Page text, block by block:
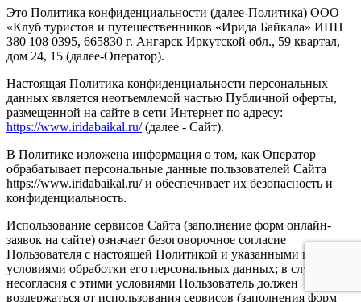
Сервиса, для администрирования Сайта;
идентификации при регистрации на Сайте и/или при
использовании Сервиса;
оказания услуг, обработки запросов и заявок;
установления обратной связи, включая направление
уведомлений и запросов;
подтверждения полноты предоставленных
персональных данных;
заключения договоров, осуществления взаиморасчетов;
сбора Оператором статистики;
улучшения качества работы Сайта и/или его Сервиса,
удобства их использования и разработки новых
сервисов и услуг;
проведения маркетинговых (рекламных) мероприятий,
Пользователем для продвижения на рынке услуг
Оператора, в том числе, путем осуществления прямых
контактов.
для целей повышения осведомленности посетителей
Сайтаhttps://www.iridabaikal.ru/, о продуктах и услугах,
предоставления релевантной рекламной информации и
Это Политика конфиденциальности (далее-Политика) ООО
«Клуб туристов и путешественников «Ирида Байкала» ИНН
380 108 0395, 665830 г. Ангарск Иркутской обл., 59 квартал,
дом 24, 15 (далее-Оператор).
Настоящая Политика конфиденциальности персональных
данных является неотъемлемой частью Публичной оферты,
размещенной на сайте в сети Интернет по адресу:
https://www.iridabaikal.ru/(далее - Сайт).
В Политике изложена информация о том, как Оператор
обрабатывает персональные данные пользователей Сайта
https://www.iridabaikal.ru/ и обеспечивает их безопасность и
конфиденциальность.
Использование сервисов Сайта (заполнение форм онлайн-
заявок на сайте) означает безоговорочное согласие
Пользователя с настоящей Политикой и указанными в ней
условиями обработки его персональных данных; в случае
несогласия с этими условиями Пользователь должен
воздержаться от использования сервисов (заполнения форм